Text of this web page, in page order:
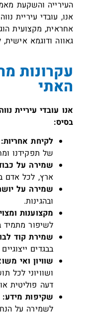
העירייה והשקעת
אנו, עובדי עיריית
אחראית, מקצועית
גאווה ודוגמא
עקרונות
האתי
אנו עובדי עיריית
בסיס:
לקיחת אחריות:
של תפקידנו
שמירה על
ארץ, לכל אדם
שמירה על
ובהגינות.
מקצוענות
לשיפור מתמיד
שמירת קוד
בבגדים
שוויון ואי
ושוויוני לכל
דעה פוליטית
שקיפות מידע:
לשמירה על